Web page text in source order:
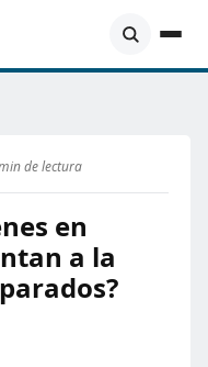
de lectura
en
a la